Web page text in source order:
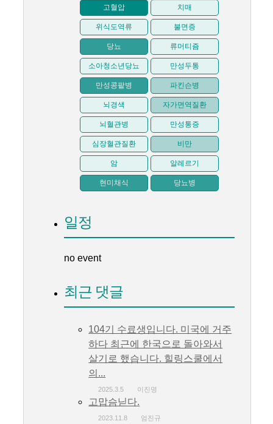
고혈압 치매
위식도역류 불면증
당뇨 류머티즘
소아청소년당뇨 만성두통
만성콩팥병 파킨슨병
뇌경색 자가면역질환
뇌혈관병 만성통증
심장혈관질환 비만
암 알레르기
현미채식 당뇨병
일정
no event
최근 댓글
104기 수료생입니다. 미국에 거주
하다 최근에 한국으로 돌아와서
살기로 했습니다. 힐링스쿨에서
의...
2025.3.5 이진명
고맙슴닏다.
2023.11.8 엄진규